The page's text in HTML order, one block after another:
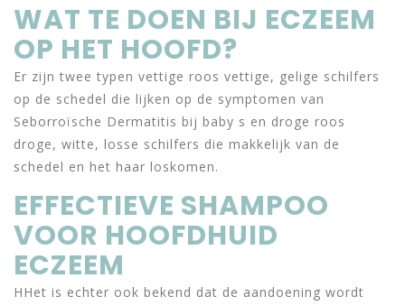
WAT TE DOEN BIJ ECZEEM
OP HET HOOFD?
Er zijn twee typen vettige roos vettige, gelige schilfers
op de schedel die lijken op de symptomen van
Seborroïsche Dermatitis bij baby s en droge roos
droge, witte, losse schilfers die makkelijk van de
schedel en het haar loskomen.
EFFECTIEVE SHAMPOO
VOOR HOOFDHUID
ECZEEM
HHet is echter ook bekend dat de aandoening wordt